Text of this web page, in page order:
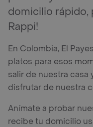
domicilio rápido,
Rappi!
En Colombia, El
platos para esos
salir de nuestra casa
disfrutar de nuestra
Anímate a probar
recibe tu domicilio